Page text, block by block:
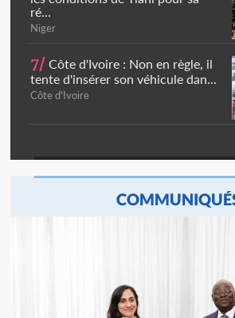
ré...
Niger
7/ Côte d'Ivoire : Non en règle, il
tente d'insérer son véhicule dan...
Côte d'Ivoire